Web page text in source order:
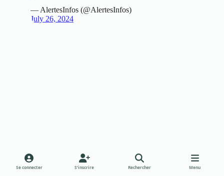
Se connecter S’inscrire Rechercher Menu